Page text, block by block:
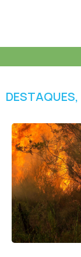
DESTAQUES,